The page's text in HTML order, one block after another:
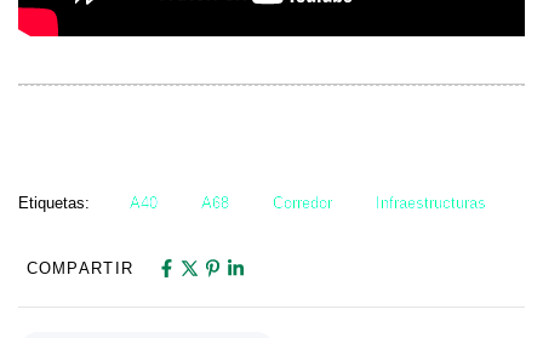
Etiquetas: A40 A68 Corredor Infraestructuras
COMPARTIR